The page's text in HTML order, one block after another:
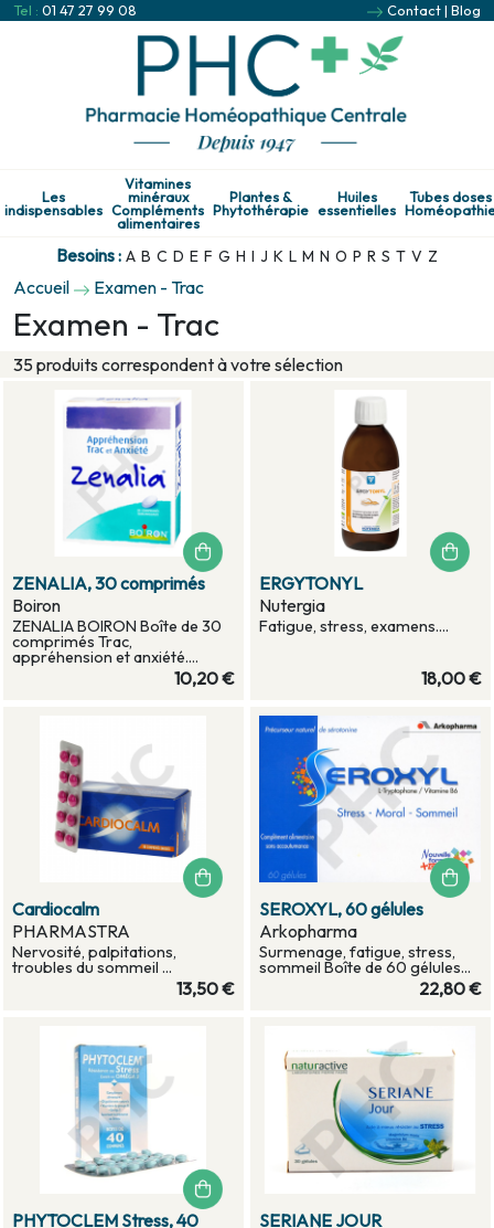
Tel : 01 47 27 99 08 Contact| Blog
Les
indispensables
Vitamines
minéraux
Compléments
alimentaires
Plantes &
Phytothérapie
Huiles
essentielles
Tubes doses
Besoins : A B C D E F G H I J K L M N O P R S T V Z
Accueil Examen - Trac
Examen - Trac
35 produits correspondent à votre sélection
ZENALIA, 30 comprimés
Boiron
ZENALIA BOIRON Boîte de 30
comprimés Trac,
appréhension et anxiété....
10,20 €
ERGYTONYL
Nutergia
Fatigue, stress, examens....
18,00 €
Cardiocalm
PHARMASTRA
Nervosité, palpitations,
troubles du sommeil ...
13,50 €
SEROXYL, 60 gélules
Arkopharma
Surmenage, fatigue, stress,
sommeil Boîte de 60 gélules...
22,80 €
PHYTOCLEM Stress, 40
SERIANE JOUR